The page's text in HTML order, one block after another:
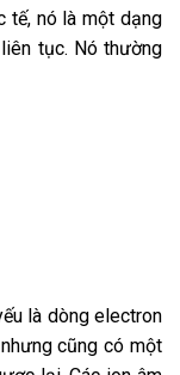
tế, nó là một dạng
tục. Nó thường
là dòng electron
cũng có một